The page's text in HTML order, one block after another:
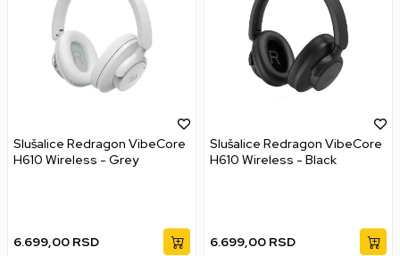
Slušalice Redragon VibeCore
H610 Wireless - Grey
6.699,00 RSD
Slušalice Redragon VibeCore
H610 Wireless - Black
6.699,00 RSD